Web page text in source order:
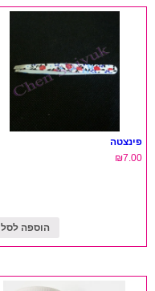
פינצטה
₪7.00
הוספה לסל